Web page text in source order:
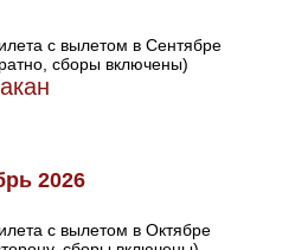
с вылетом в Сентябре
сборы включены)
2026
с вылетом в Октябре